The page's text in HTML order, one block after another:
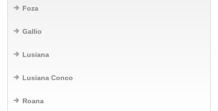
Foza
Gallio
Lusiana
Lusiana Conco
Roana